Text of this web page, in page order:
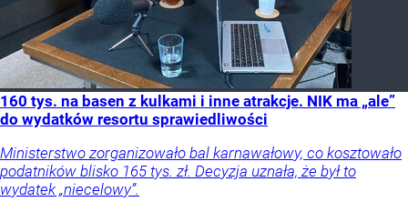
160 tys. na basen z kulkami i inne atrakcje. NIK ma „ale”
do wydatków resortu sprawiedliwości
Ministerstwo zorganizowało bal karnawałowy, co kosztowało
podatników blisko 165 tys. zł. Decyzja uznała, że był to
wydatek „niecelowy”.